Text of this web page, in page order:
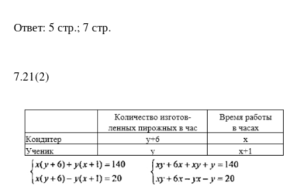
Ответ: 5 стр.; 7 стр.
7.21(2)